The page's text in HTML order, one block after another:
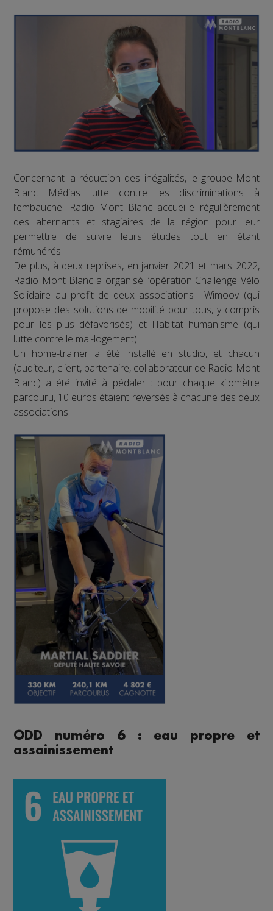
Concernant la réduction des inégalités, le groupe Mont
Blanc Médias lutte contre les discriminations à
l’embauche. Radio Mont Blanc accueille régulièrement
des alternants et stagiaires de la région pour leur
permettre de suivre leurs études tout en étant
rémunérés.
De plus, à deux reprises, en janvier 2021 et mars 2022,
Radio Mont Blanc a organisé l’opération Challenge Vélo
Solidaire au profit de deux associations : Wimoov (qui
propose des solutions de mobilité pour tous, y compris
pour les plus défavorisés) et Habitat humanisme (qui
lutte contre le mal-logement).
Un home-trainer a été installé en studio, et chacun
(auditeur, client, partenaire, collaborateur de Radio Mont
Blanc) a été invité à pédaler : pour chaque kilomètre
parcouru, 10 euros étaient reversés à chacune des deux
associations.
ODD numéro 6 : eau propre et
assainissement